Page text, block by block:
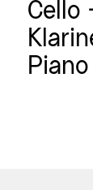
Cello